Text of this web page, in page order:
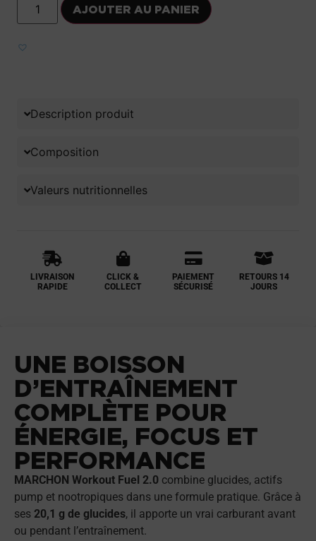
AJOUTER AU PANIER
Description produit
Composition
Valeurs nutritionnelles
LIVRAISON
RAPIDE
CLICK &
COLLECT
PAIEMENT
SÉCURISÉ
RETOURS 14
JOURS
UNE BOISSON
D’ENTRAÎNEMENT
COMPLÈTE POUR
ÉNERGIE, FOCUS ET
PERFORMANCE
MARCHON Workout Fuel 2.0 combine glucides, actifs
pump et nootropiques dans une formule pratique. Grâce à
ses 20,1 g de glucides, il apporte un vrai carburant avant
ou pendant l’entraînement.